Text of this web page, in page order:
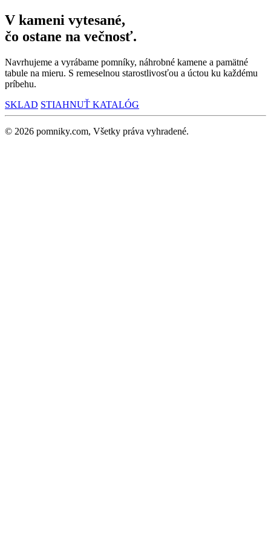
V kameni vytesané,
čo ostane na večnosť.
Navrhujeme a vyrábame pomníky, náhrobné kamene a pamätné
tabule na mieru. S remeselnou starostlivosťou a úctou ku každému
príbehu.
SKLAD STIAHNUŤ KATALÓG
© 2026 pomniky.com, Všetky práva vyhradené.